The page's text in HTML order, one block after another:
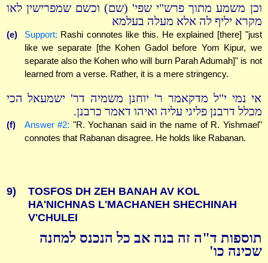
וכן משמע מתוך פרש"י שפי' (שם) וכשם שמפרישין לאו
מקרא יליף לה אלא מעלה בעלמא
(e) Support: Rashi connotes like this. He explained [there] "just
like we separate [the Kohen Gadol before Yom Kipur, we
separate also the Kohen who will burn Parah Adumah]" is not
learned from a verse. Rather, it is a mere stringency.
אי נמי י"ל מדקאמר ר' יוחנן משמיה דר' ישמעאל הכי
מכלל דרבנן פליגי עליה ואיהו דאמר כרבנן.
(f) Answer #2: "R. Yochanan said in the name of R. Yishmael"
connotes that Rabanan disagree. He holds like Rabanan.
9)
TOSFOS DH ZEH BANAH AV KOL
HA'NICHNAS L'MACHANEH SHECHINAH
V'CHULEI
תוספות ד"ה זה בנה אב כל הנכנס למחנה
שכינה כו'